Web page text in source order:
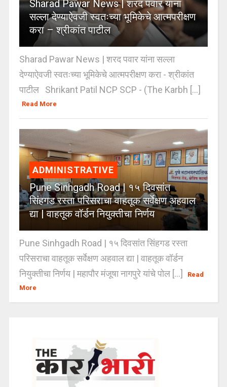
Sharad Pawar News | शरद पवार यांना
सल्ला देण्याऐवजी स्वतःच्या भूमिकेचे आत्मपरीक्षण
करा – श्रीकांत पाटील
Sharad Pawar News | शरद पवार यांना सल्ला
देण्याऐवजी स्वतःच्या भूमिकेचे आत्मपरीक्षण करा - श्रीकांत
पाटील Shrikant Patil NCP SCP - (The Karbh [...]
Read More
ADMINISTRATIVE
Pune Sinhgadh Road | १५ दिवसांत
सिंहगड रस्ता परिसराचा वाहतूक सर्वेक्षण अहवाल
द्या | वाहतूक वॉर्डन नियुक्तीचा निर्णय
Pune Sinhgadh Road | १५ दिवसांत सिंहगड रस्ता
परिसराचा वाहतूक सर्वेक्षण अहवाल द्या | वाहतूक वॉर्डन
नियुक्तीचा निर्णय | महापौर मंजूषा नागपुरे यांचे पोल [...]
Read
More